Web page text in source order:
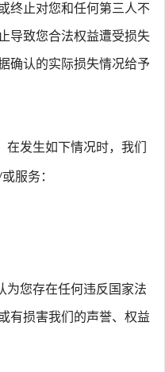
终止对您和任何第三人不
导致您合法权益遭受损失
确认的实际损失情况给予
在发生如下情况时，我们
或服务：
为您存在任何违反国家法
有损害我们的声誉、权益